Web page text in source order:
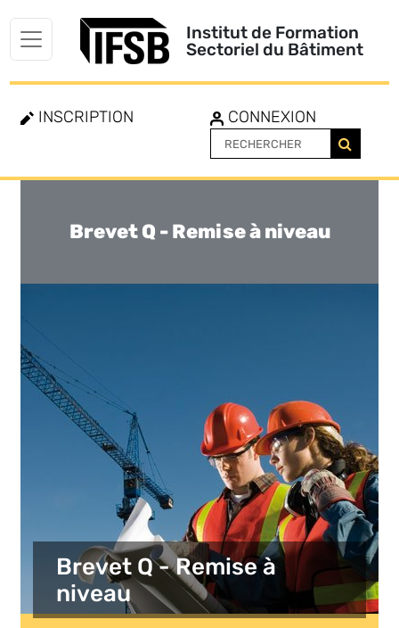
Institut de Formation
Sectoriel du Bâtiment
INSCRIPTION CONNEXION
Toggle
Brevet Q - Remise à niveau
Brevet Q - Remise à
niveau